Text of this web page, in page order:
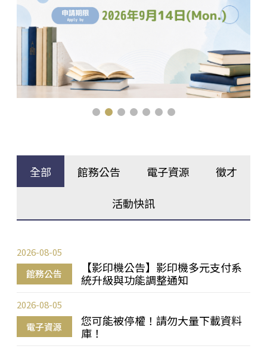
全部 館務公告 電子資源 徵才
活動快訊
館務公告
【影印機公告】影印機多元支付系
統升級與功能調整通知
2026-08-05
電子資源
您可能被停權！請勿大量下載資料
庫！
2026-08-05